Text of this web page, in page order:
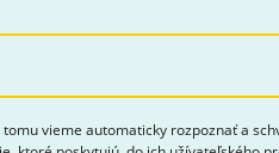
vieme automaticky rozpoznať a